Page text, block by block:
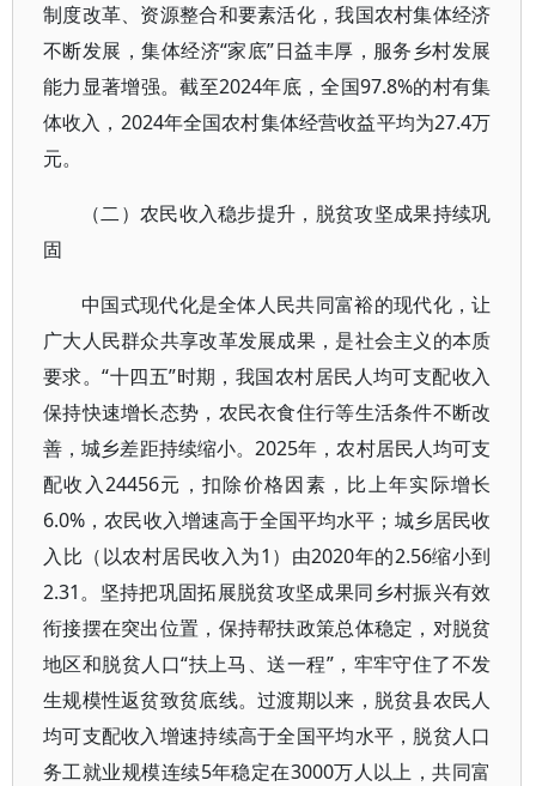
制度改革、资源整合和要素活化，我国农村集体经济
不断发展，集体经济“家底”日益丰厚，服务乡村发展
能力显著增强。截至2024年底，全国97.8%的村有集
体收入，2024年全国农村集体经营收益平均为27.4万
元。
（二）农民收入稳步提升，脱贫攻坚成果持续巩
固
中国式现代化是全体人民共同富裕的现代化，让
广大人民群众共享改革发展成果，是社会主义的本质
要求。“十四五”时期，我国农村居民人均可支配收入
保持快速增长态势，农民衣食住行等生活条件不断改
善，城乡差距持续缩小。2025年，农村居民人均可支
配收入24456元，扣除价格因素，比上年实际增长
6.0%，农民收入增速高于全国平均水平；城乡居民收
入比（以农村居民收入为1）由2020年的2.56缩小到
2.31。坚持把巩固拓展脱贫攻坚成果同乡村振兴有效
衔接摆在突出位置，保持帮扶政策总体稳定，对脱贫
地区和脱贫人口“扶上马、送一程”，牢牢守住了不发
生规模性返贫致贫底线。过渡期以来，脱贫县农民人
均可支配收入增速持续高于全国平均水平，脱贫人口
务工就业规模连续5年稳定在3000万人以上，共同富